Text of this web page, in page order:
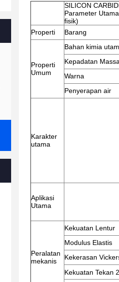
SILICON
Parameter
fisik)
Properti
Barang
Properti
Umum
Bahan kimia
Kepadatan
Warna
Penyerapan air
Karakter
utama
Aplikasi
Utama
Peralatan
mekanis
Kekuatan Lentur
Modulus Elastis
Kekerasan
Kekuatan Tekan